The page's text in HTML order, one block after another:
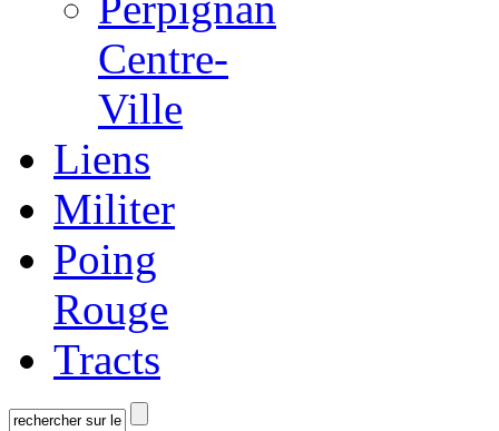
Centre-
Ville
Liens
Militer
Poing
Rouge
Tracts